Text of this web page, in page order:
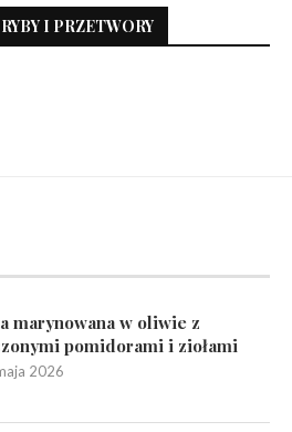
I PRZETWORY
marynowana w oliwie z
pomidorami i ziołami
2026